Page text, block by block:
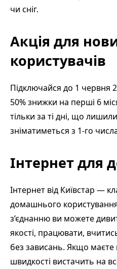
чи сніг.
Акція для
користувачів
Підключайся до 1 червня
50% знижки на перші 6
тільки за ті дні, що
зніматиметься з 1-го
Інтернет для
Інтернет від Київстар —
домашнього
з’єднанню ви можете
якості, працювати,
без зависань. Якщо маєте
швидкості вистачить на